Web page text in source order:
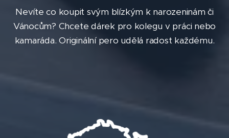
Nevíte co koupit svým blízkým k narozeninám či
Vánocům? Chcete dárek pro kolegu v práci nebo
kamaráda. Originální pero udělá radost každému.